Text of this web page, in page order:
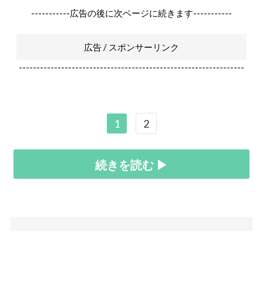
-----------広告の後に次ページに続きます-----------
広告 / スポンサーリンク
----------------------------------------------------------------
1 2
続きを読む ▶